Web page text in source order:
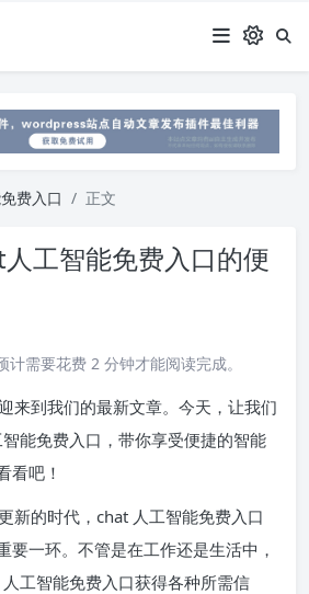
费入口 正文
工智能免费入口的便
需要花费 2 分钟才能阅读完成。
来到我们的最新文章。今天，让我们
能免费入口，带你享受便捷的智能
看吧！
新的时代，chat 人工智能免费入口
要一环。不管是在工作还是生活中，
工智能免费入口获得各种所需信